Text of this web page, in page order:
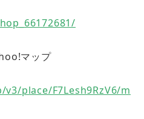
マップ
place/F7Lesh9RzV6/m